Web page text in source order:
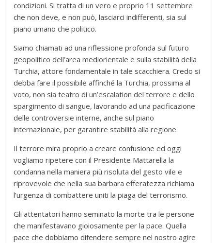
condizioni. Si tratta di un vero e proprio 11 settembre
che non deve, e non può, lasciarci indifferenti, sia sul
piano umano che politico.
Siamo chiamati ad una riflessione profonda sul futuro
geopolitico dell’area mediorientale e sulla stabilità della
Turchia, attore fondamentale in tale scacchiera. Credo si
debba fare il possibile affinché la Turchia, prossima al
voto, non sia teatro di un’escalation del terrore e dello
spargimento di sangue, lavorando ad una pacificazione
delle controversie interne, anche sul piano
internazionale, per garantire stabilità alla regione.
Il terrore mira proprio a creare confusione ed oggi
vogliamo ripetere con il Presidente Mattarella la
condanna nella maniera più risoluta del gesto vile e
riprovevole che nella sua barbara efferatezza richiama
l’urgenza di combattere uniti la piaga del terrorismo.
Gli attentatori hanno seminato la morte tra le persone
che manifestavano gioiosamente per la pace. Quella
pace che dobbiamo difendere sempre nel nostro agire